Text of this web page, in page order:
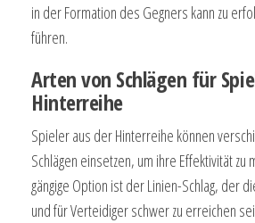
in der Formation des Gegners kann zu
führen.
Arten von Schlägen für
Hinterreihe
Spieler aus der Hinterreihe können
Schlägen einsetzen, um ihre Effektivität zu
gängige Option ist der Linien-Schlag, der
und für Verteidiger schwer zu erreichen